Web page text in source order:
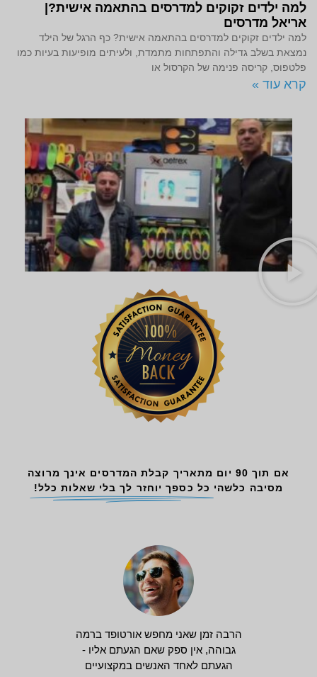
למה ילדים זקוקים למדרסים בהתאמה אישית?|
אריאל מדרסים
למה ילדים זקוקים למדרסים בהתאמה אישית? כף הרגל של הילד
נמצאת בשלב גדילה והתפתחות מתמדת, ולעיתים מופיעות בעיות כמו
פלטפוס, קריסה פנימה של הקרסול או
קרא עוד »
אם תוך 90 יום מתאריך קבלת המדרסים אינך מרוצה
מסיבה כלשהי כל כספך יוחזר לך בלי שאלות כלל!
הרבה זמן שאני מחפש אורטופד ברמה
גבוהה, אין ספק שאם הגעתם אליו -
הגעתם לאחד האנשים במקצועיים